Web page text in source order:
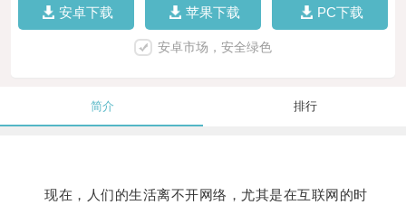
安卓下载 苹果下载 PC下载
安卓市场，安全绿色
简介 排行
现在，人们的生活离不开网络，尤其是在互联网的时